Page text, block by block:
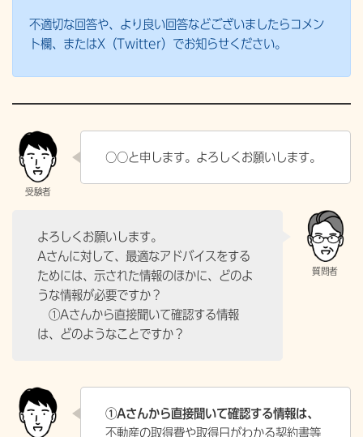
不適切な回答や、より良い回答などございましたらコメン
ト欄、またはX（Twitter）でお知らせください。
○○と申します。よろしくお願いします。
よろしくお願いします。
Aさんに対して、最適なアドバイスをする
ためには、示された情報のほかに、どのよ
うな情報が必要ですか？
①Aさんから直接聞いて確認する情報
は、どのようなことですか？
①Aさんから直接聞いて確認する情報は、
不動産の取得費や取得日がわかる契約書等